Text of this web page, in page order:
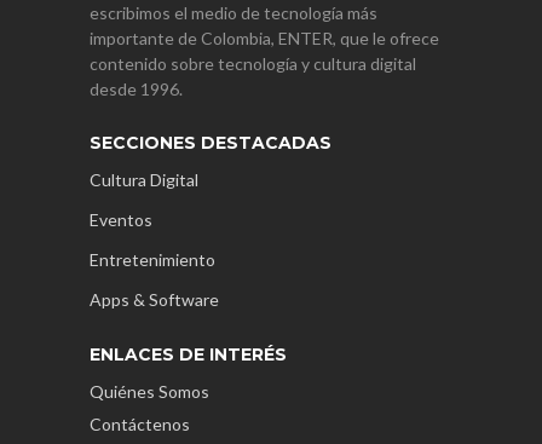
escribimos el medio de tecnología más
importante de Colombia, ENTER, que le ofrece
contenido sobre tecnología y cultura digital
desde 1996.
SECCIONES DESTACADAS
Cultura Digital
Eventos
Entretenimiento
Apps & Software
ENLACES DE INTERÉS
Quiénes Somos
Contáctenos